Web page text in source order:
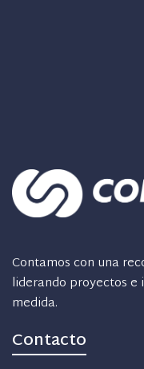
Contamos con una
liderando proyectos
medida.
Contacto